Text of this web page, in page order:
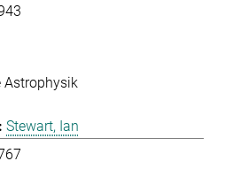
Astrophysik
Stewart, Ian